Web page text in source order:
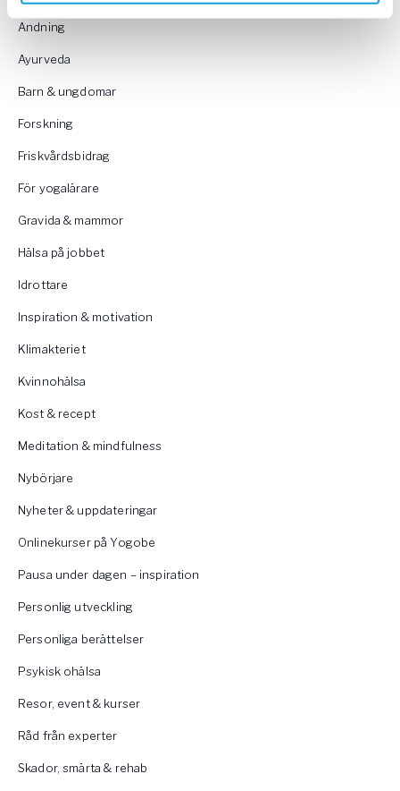
Andning
Ayurveda
Barn & ungdomar
Forskning
Friskvårdsbidrag
För yogalärare
Gravida & mammor
Hälsa på jobbet
Idrottare
Inspiration & motivation
Klimakteriet
Kvinnohälsa
Kost & recept
Meditation & mindfulness
Nybörjare
Nyheter & uppdateringar
Onlinekurser på Yogobe
Pausa under dagen – inspiration
Personlig utveckling
Personliga berättelser
Psykisk ohälsa
Resor, event & kurser
Råd från experter
Skador, smärta & rehab